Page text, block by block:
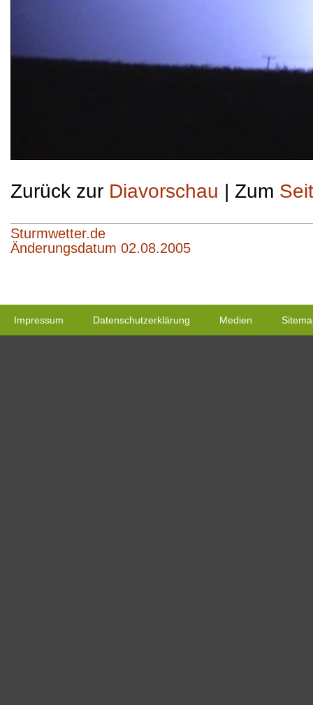
Zurück zur Diavorschau | Zum
Sturmwetter.de
Änderungsdatum 02.08.2005
Impressum Datenschutzerklärung Medien